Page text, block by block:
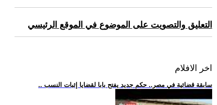
التعليق والتصويت على الموضوع في الموقع الرئيسي
اخر الافلام
.. سابقة قضائية في مصر.. حكم جديد يفتح بابا لقضايا إثبات النسب